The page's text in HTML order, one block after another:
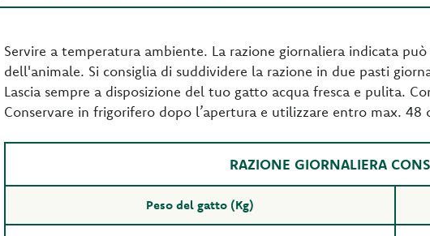
Servire a temperatura ambiente. La razione giornaliera indicata
dell'animale. Si consiglia di suddividere la razione in due pasti
Lascia sempre a disposizione del tuo gatto acqua fresca e pulita.
Conservare in frigorifero dopo l’apertura e utilizzare entro max. 48
RAZIONE GIORNALIERA
Peso del gatto (Kg)